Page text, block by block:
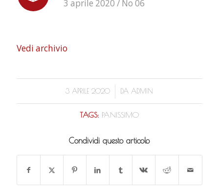
3 aprile 2020 / No 06
Vedi archivio
3 APRILE 2020
/ DA ADMIN
TAGS: PANISSIMO
Condividi questo articolo